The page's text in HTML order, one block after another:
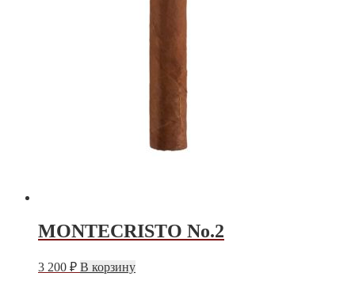
MONTECRISTO No.2
3 200 ₽ В корзину